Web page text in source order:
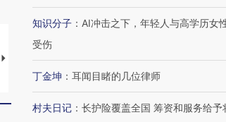
视线｜HYROX的吸金
术：是什么让中产们甘
心“花钱找虐”？
马航飞行员跨国走私7万
粒摇头丸 尿检体内含3种
毒品
知识分子 ： AI冲击之下，年轻人与高学历女
受伤
丁金坤 ： 耳闻目睹的几位律师
村夫日记 ： 长护险覆盖全国 筹资和服务给予